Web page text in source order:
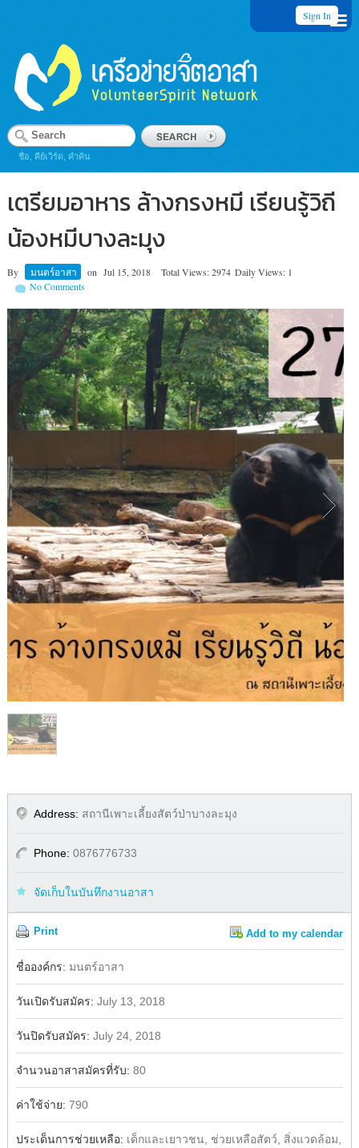
Sign In
ชื่อ, คีย์เวิร์ด, คำค้น
เตรียมอาหาร ล้างกรงหมี เรียนรู้วิถี
น้องหมีบางละมุง
By มนตร์อาสา on Jul 15, 2018 Total Views: 2974 Daily Views: 1
No Comments
1 / 1
Address: สถานีเพาะเลี้ยงสัตว์ป่าบางละมุง
Phone: 0876776733
จัดเก็บในบันทึกงานอาสา
Print Add to my calendar
Facebook
ชื่อองค์กร: มนตร์อาสา
วันเปิดรับสมัคร: July 13, 2018
วันปิดรับสมัคร: July 24, 2018
จำนวนอาสาสมัครที่รับ: 80
ค่าใช้จ่าย: 790
ประเด็นการช่วยเหลือ: เด็กและเยาวชน, ช่วยเหลือสัตว์, สิ่งแวดล้อม,